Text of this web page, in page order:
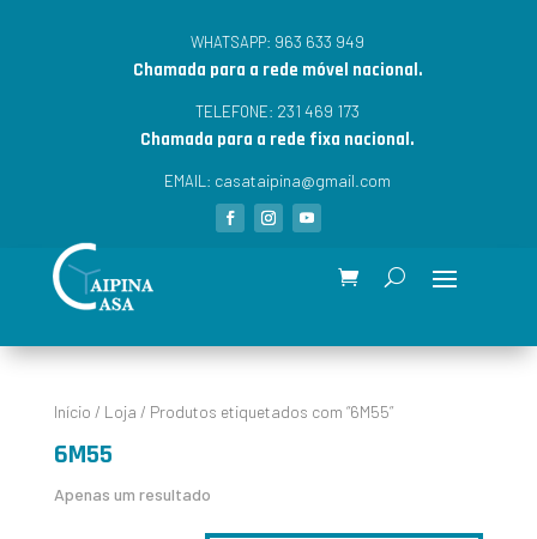
WHATSAPP: 963 633 949
Chamada para a rede móvel nacional.
TELEFONE: 231 469 173
Chamada para a rede fixa nacional.
EMAIL: casataipina@gmail.com
Início / Loja / Produtos etiquetados com “6M55”
6M55
Apenas um resultado